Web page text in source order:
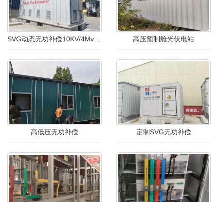
SVG动态无功补偿10KV/4Mvar设备调试投运 高压预制舱光伏电站
高低压无功补偿 定制SVG无功补偿